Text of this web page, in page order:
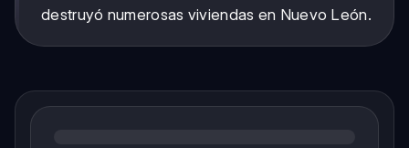
destruyó numerosas viviendas en Nuevo León.